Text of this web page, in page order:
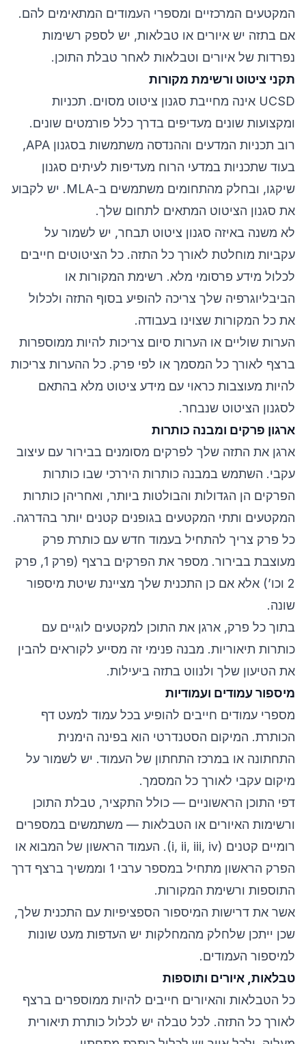
המקטעים המרכזיים ומספרי העמודים המתאימים להם.
אם בתזה יש איורים או טבלאות, יש לספק רשימות
נפרדות של איורים וטבלאות לאחר טבלת התוכן.
תקני ציטוט ורשימת מקורות
UCSD אינה מחייבת סגנון ציטוט מסוים. תכניות
ומקצועות שונים מעדיפים בדרך כלל פורמטים שונים.
רוב תכניות המדעים וההנדסה משתמשות בסגנון APA,
בעוד שתכניות במדעי הרוח מעדיפות לעיתים סגנון
שיקגו, ובחלק מהתחומים משתמשים ב-MLA. יש לקבוע
את סגנון הציטוט המתאים לתחום שלך.
לא משנה באיזה סגנון ציטוט תבחר, יש לשמור על
עקביות מוחלטת לאורך כל התזה. כל הציטוטים חייבים
לכלול מידע פרסומי מלא. רשימת המקורות או
הביבליוגרפיה שלך צריכה להופיע בסוף התזה ולכלול
את כל המקורות שצוינו בעבודה.
הערות שוליים או הערות סיום צריכות להיות ממוספרות
ברצף לאורך כל המסמך או לפי פרק. כל ההערות צריכות
להיות מעוצבות כראוי עם מידע ציטוט מלא בהתאם
לסגנון הציטוט שנבחר.
ארגון פרקים ומבנה כותרות
ארגן את התזה שלך לפרקים מסומנים בבירור עם עיצוב
עקבי. השתמש במבנה כותרות היררכי שבו כותרות
הפרקים הן הגדולות והבולטות ביותר, ואחריהן כותרות
המקטעים ותתי המקטעים בגופנים קטנים יותר בהדרגה.
כל פרק צריך להתחיל בעמוד חדש עם כותרת פרק
מעוצבת בבירור. מספר את הפרקים ברצף (פרק 1, פרק
2 וכו’) אלא אם כן התכנית שלך מציינת שיטת מיספור
שונה.
בתוך כל פרק, ארגן את התוכן למקטעים לוגיים עם
כותרות תיאוריות. מבנה פנימי זה מסייע לקוראים להבין
את הטיעון שלך ולנווט בתזה ביעילות.
מיספור עמודים ועמודיות
מספרי עמודים חייבים להופיע בכל עמוד למעט דף
הכותרת. המיקום הסטנדרטי הוא בפינה הימנית
התחתונה או במרכז התחתון של העמוד. יש לשמור על
מיקום עקבי לאורך כל המסמך.
דפי התוכן הראשוניים — כולל התקציר, טבלת התוכן
ורשימות האיורים או הטבלאות — משתמשים במספרים
רומיים קטנים (i, ii, iii, iv). העמוד הראשון של המבוא או
הפרק הראשון מתחיל במספר ערבי 1 וממשיך ברצף דרך
התוספות ורשימת המקורות.
אשר את דרישות המיספור הספציפיות עם התכנית שלך,
שכן ייתכן שלחלק מהמחלקות יש העדפות מעט שונות
למיספור העמודים.
טבלאות, איורים ותוספות
כל הטבלאות והאיורים חייבים להיות ממוספרים ברצף
לאורך כל התזה. לכל טבלה יש לכלול כותרת תיאורית